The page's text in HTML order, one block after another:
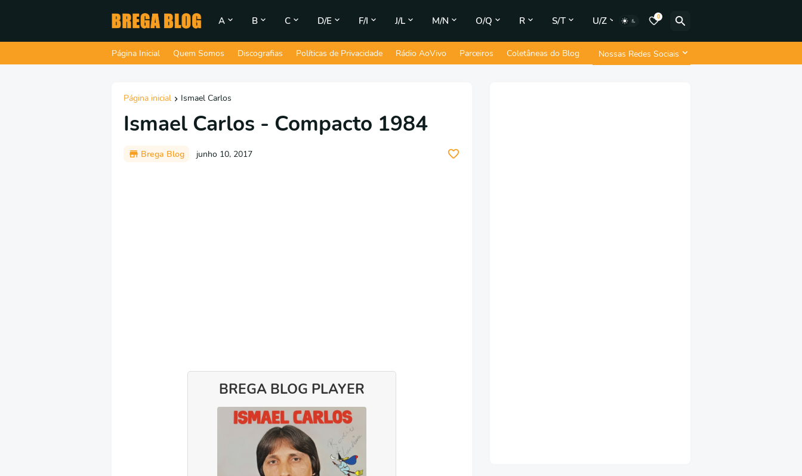
A B C D/E F/I J/L M/N O/Q R S/T U/Z 0
Página Inicial Quem Somos Discografias Políticas de Privacidade Rádio AoVivo Parceiros Coletâneas do Blog Nossas Redes Sociais
Página inicial Ismael Carlos
Ismael Carlos - Compacto 1984
Brega Blog junho 10, 2017
BREGA BLOG PLAYER